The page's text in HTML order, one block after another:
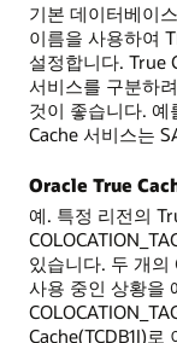
기본 데이터베이
이름을 사용하여
설정합니다. True
서비스를 구분하
것이 좋습니다. 예
Cache 서비스는
Oracle True
예. 특정 리전의
있습니다. 두 개의
사용 중인 상황을
Cache(TCDB1I)로